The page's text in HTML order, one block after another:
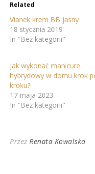
Related
Vianek krem BB jasny
18 stycznia 2019
In "Bez kategorii"
Jak wykonać manicure
hybrydowy w domu krok
kroku?
17 maja 2023
In "Bez kategorii"
Przez Renata Kowalska